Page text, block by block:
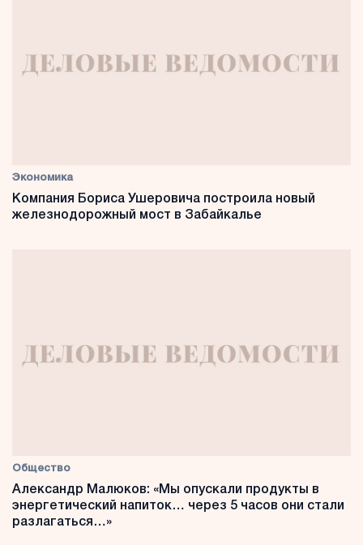
Экономика
Компания Бориса Ушеровича построила новый
железнодорожный мост в Забайкалье
Общество
Александр Малюков: «Мы опускали продукты в
энергетический напиток… через 5 часов они стали
разлагаться…»